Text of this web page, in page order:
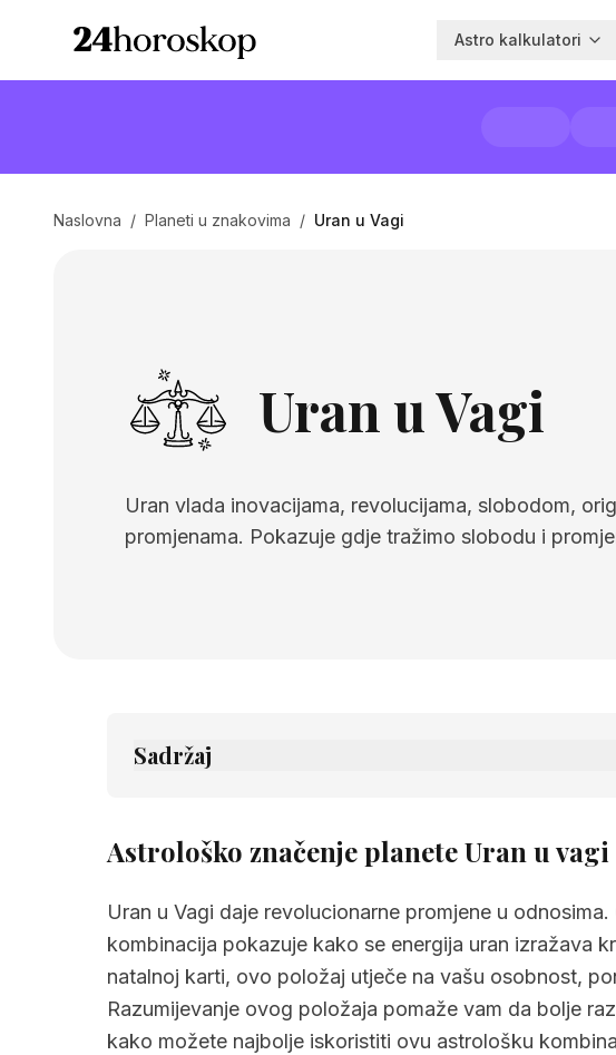
Astro kalkulatori
Naslovna / Planeti u znakovima / Uran u Vagi
Uran u Vagi
Uran vlada inovacijama, revolucijama, slobodom,
promjenama. Pokazuje gdje tražimo slobodu i
Sadržaj
Astrološko značenje planete Uran u vagi
Uran u Vagi daje revolucionarne promjene u
kombinacija pokazuje kako se energija uran izražava
natalnoj karti, ovo položaj utječe na vašu osobnost,
Razumijevanje ovog položaja pomaže vam da bolje
kako možete najbolje iskoristiti ovu astrološku